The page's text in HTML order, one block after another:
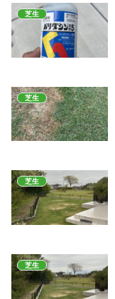
芝生
芝生
芝生
芝生